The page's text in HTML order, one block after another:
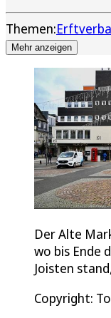
Themen:
Mehr anzeigen
Der Alte
wo bis Ende
Joisten
Copyright: